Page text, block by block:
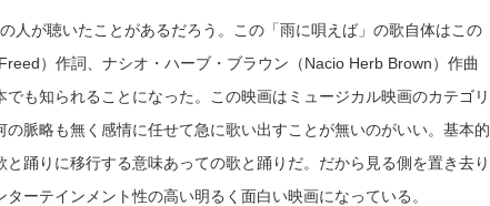
人が聴いたことがあるだろう。この「雨に唄えば」の歌自体はこの
）作詞、ナシオ・ハーブ・ブラウン（Nacio Herb Brown）作曲
も知られることになった。この映画はミュージカル映画のカテゴリ
脈略も無く感情に任せて急に歌い出すことが無いのがいい。基本的
踊りに移行する意味あっての歌と踊りだ。だから見る側を置き去り
ーテインメント性の高い明るく面白い映画になっている。